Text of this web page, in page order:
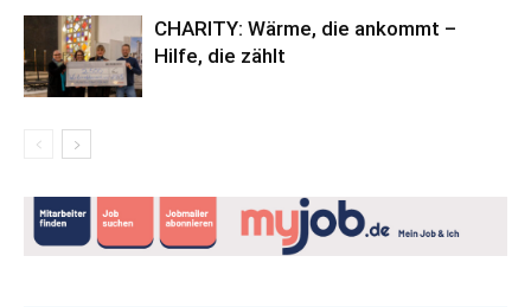
CHARITY: Wärme, die ankommt –
Hilfe, die zählt